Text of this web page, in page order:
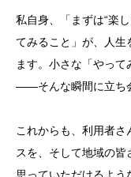
私自身、「まずは“楽
てみること」が、人生
ます。小さな「やっ
――そんな瞬間に立ち
これからも、利用者
スを、そして地域の皆